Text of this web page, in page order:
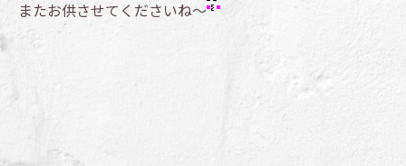
またお供させてくださいね～